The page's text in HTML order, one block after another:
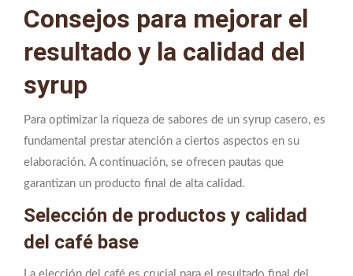
Consejos para mejorar el
resultado y la calidad del
syrup
Para optimizar la riqueza de sabores de un syrup casero, es
fundamental prestar atención a ciertos aspectos en su
elaboración. A continuación, se ofrecen pautas que
garantizan un producto final de alta calidad.
Selección de productos y calidad
del café base